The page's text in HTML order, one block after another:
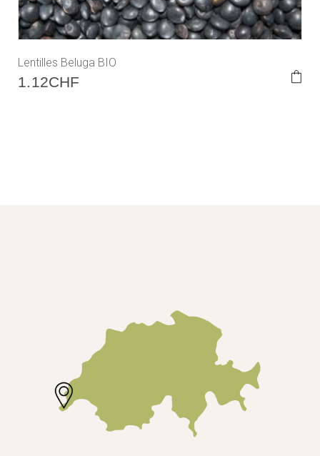
Lentilles Beluga BIO
1.12CHF